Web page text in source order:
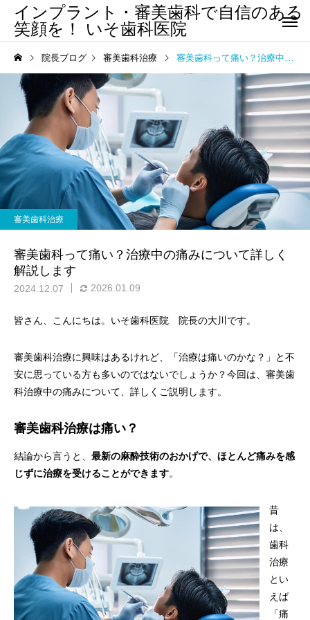
インプラント・審美歯科で自信のある
笑顔を！ いそ歯科医院
院長ブログ 審美歯科治療 審美歯科って痛い？治療中の痛みについて詳しく解説します
審美歯科治療
審美歯科って痛い？治療中の痛みについて詳しく
解説します
2024.12.07 2026.01.09
皆さん、こんにちは。いそ歯科医院 院長の大川です。
審美歯科治療に興味はあるけれど、「治療は痛いのかな？」と不
安に思っている方も多いのではないでしょうか？今回は、審美歯
科治療中の痛みについて、詳しくご説明します。
審美歯科治療は痛い？
結論から言うと、 最新の麻酔技術のおかげで、ほとんど痛みを感
じずに治療を受けることができます。
昔
は、
歯科
治療
とい
えば
「痛